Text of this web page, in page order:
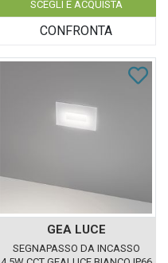
SCEGLI E ACQUISTA
CONFRONTA
GEA LUCE
SEGNAPASSO DA INCASSO